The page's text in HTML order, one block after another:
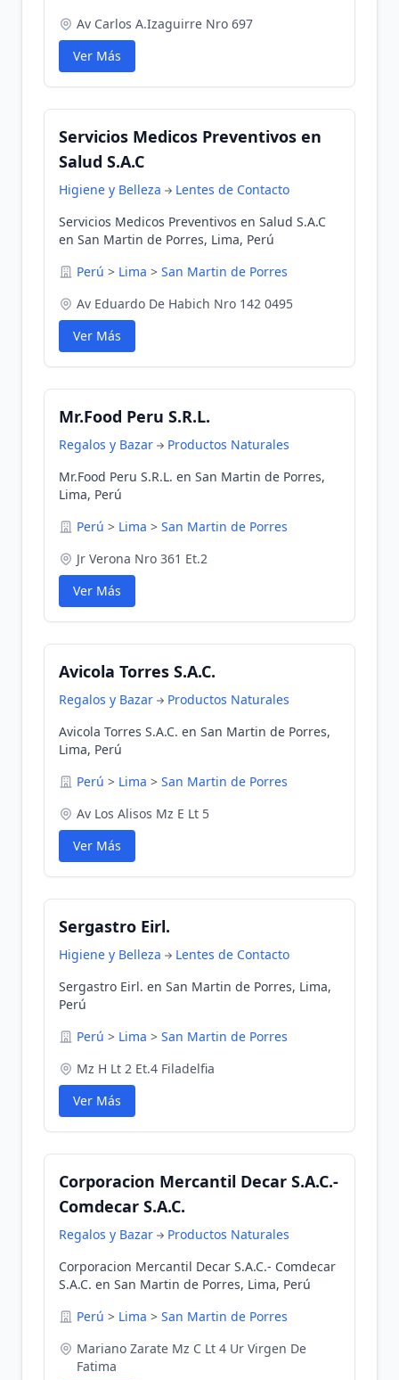
Av Carlos A.Izaguirre Nro 697
Ver Más
Servicios Medicos Preventivos en
Salud S.A.C
Higiene y Belleza
Lentes de Contacto
Servicios Medicos Preventivos en Salud S.A.C
en San Martin de Porres, Lima, Perú
Perú > Lima > San Martin de Porres
Av Eduardo De Habich Nro 142 0495
Ver Más
Mr.Food Peru S.R.L.
Regalos y Bazar
Productos Naturales
Mr.Food Peru S.R.L. en San Martin de Porres,
Lima, Perú
Perú > Lima > San Martin de Porres
Jr Verona Nro 361 Et.2
Ver Más
Avicola Torres S.A.C.
Regalos y Bazar
Productos Naturales
Avicola Torres S.A.C. en San Martin de Porres,
Lima, Perú
Perú > Lima > San Martin de Porres
Av Los Alisos Mz E Lt 5
Ver Más
Sergastro Eirl.
Higiene y Belleza
Lentes de Contacto
Sergastro Eirl. en San Martin de Porres, Lima,
Perú
Perú > Lima > San Martin de Porres
Mz H Lt 2 Et.4 Filadelfia
Ver Más
Corporacion Mercantil Decar S.A.C.-
Comdecar S.A.C.
Regalos y Bazar
Productos Naturales
Corporacion Mercantil Decar S.A.C.- Comdecar
S.A.C. en San Martin de Porres, Lima, Perú
Perú > Lima > San Martin de Porres
Mariano Zarate Mz C Lt 4 Ur Virgen De
Fatima